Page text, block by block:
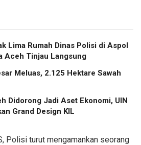
Lima Rumah Dinas Polisi di Aspol
Aceh Tinjau Langsung
Meluas, 2.125 Hektare Sawah
Didorong Jadi Aset Ekonomi, UIN
Grand Design KIL
Polisi turut mengamankan seorang